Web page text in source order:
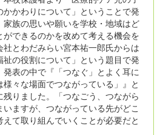
かわりについて」ということで発
族の思いや願いを学校・地域はど
できるのかを改めて考える機会を
とわだみらい宮本祐一郎氏からは
祉の役割について」という題目で発
表の中で『「つなぐ」とよく耳に
々な場面でつながっている」』と
りました。「つなごう、つながら
ますが、つながっている先がどこ
て取り組んでいくことが必要だと